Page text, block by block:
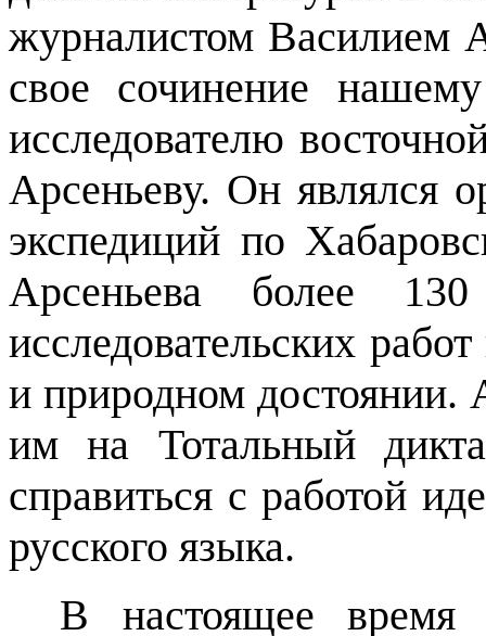
журналистом Василием
свое сочинение нашему
исследователю
Арсеньеву. Он являлся
экспедиций по
Арсеньева более
исследовательских
и природном достоянии.
им на Тотальный
справиться с работой
русского языка.
В настоящее время